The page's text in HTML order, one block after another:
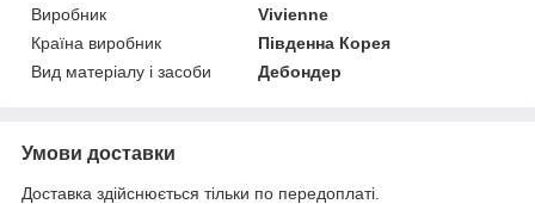
Виробник
Vivienne
Країна виробник
Південна Корея
Вид матеріалу і засоби
Дебондер
Умови доставки
Доставка здійснюється тільки по передоплаті.